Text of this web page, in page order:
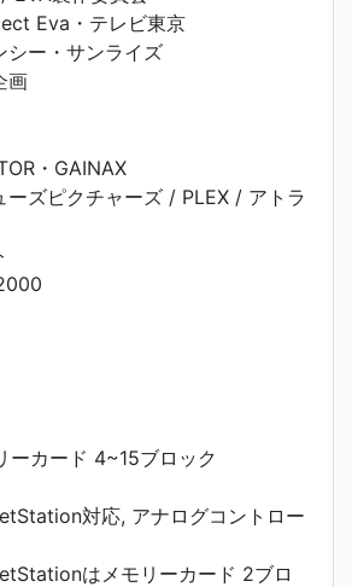
Eva・テレビ東京
ー・サンライズ
画
・GAINAX
ズピクチャーズ / PLEX / アトラ
ーカード 4~15ブロック
対応, アナログコントロー
はメモリーカード 2ブロ